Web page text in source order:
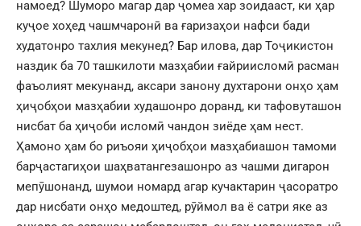
намоед? Шуморо магар дар ҷомеа хар зоидааст, ки ҳар
куҷое хоҳед чашмчаронӣ ва ғаризаҳои нафси бади
худатонро тахлия мекунед? Бар илова, дар Тоҷикистон
наздик ба 70 ташкилоти мазҳабии ғайриисломӣ расман
фаъолият мекунанд, аксари занону духтарони онҳо ҳам
ҳиҷобҳои мазҳабии худашонро доранд, ки тафовуташон
нисбат ба ҳиҷоби исломӣ чандон зиёде ҳам нест.
Ҳамоно ҳам бо риъояи ҳиҷобҳои мазҳабиашон тамоми
барҷастагиҳои шаҳватангезашонро аз чашми дигарон
мепӯшонанд, шумои номард агар кучактарин ҷасоратро
дар нисбати онҳо медоштед, рӯймол ва ё сатри яке аз